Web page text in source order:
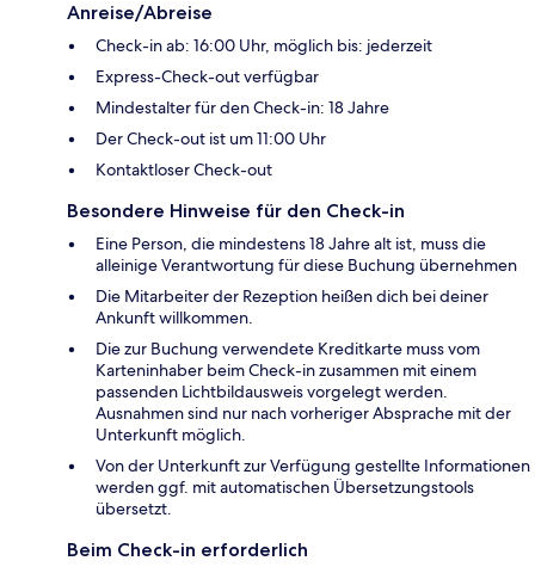
Anreise/Abreise
Check-in ab: 16:00 Uhr, möglich bis: jederzeit
Express-Check-out verfügbar
Mindestalter für den Check-in: 18 Jahre
Der Check-out ist um 11:00 Uhr
Kontaktloser Check-out
Besondere Hinweise für den Check-in
Eine Person, die mindestens 18 Jahre alt ist, muss die
alleinige Verantwortung für diese Buchung übernehmen
Die Mitarbeiter der Rezeption heißen dich bei deiner
Ankunft willkommen.
Die zur Buchung verwendete Kreditkarte muss vom
Karteninhaber beim Check-in zusammen mit einem
passenden Lichtbildausweis vorgelegt werden.
Ausnahmen sind nur nach vorheriger Absprache mit der
Unterkunft möglich.
Von der Unterkunft zur Verfügung gestellte Informationen
werden ggf. mit automatischen Übersetzungstools
übersetzt.
Beim Check-in erforderlich